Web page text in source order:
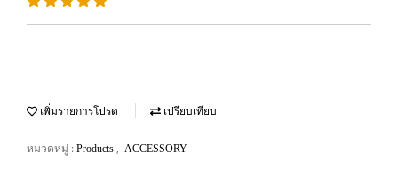
เพิ่มรายการโปรด เปรียบเทียบ
หมวดหมู่ : Products , ACCESSORY